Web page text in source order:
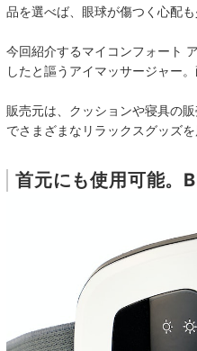
品を選べば、眼球が傷つく心配も
今回紹介するマイコンフォート
したと謳うアイマッサージャー
販売元は、クッションや寝具の
でさまざまなリラックスグッズ
首元にも使用可能。